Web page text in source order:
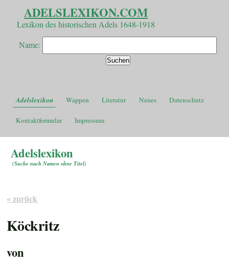
ADELSLEXIKON.COM
Lexikon des historischen Adels 1648-1918
Name:
Adelslexikon Wappen Literatur Neues Datenschutz
Kontaktformular Impressum
Adelslexikon
(Suche nach Namen ohne Titel)
« zurück
Köckritz
von